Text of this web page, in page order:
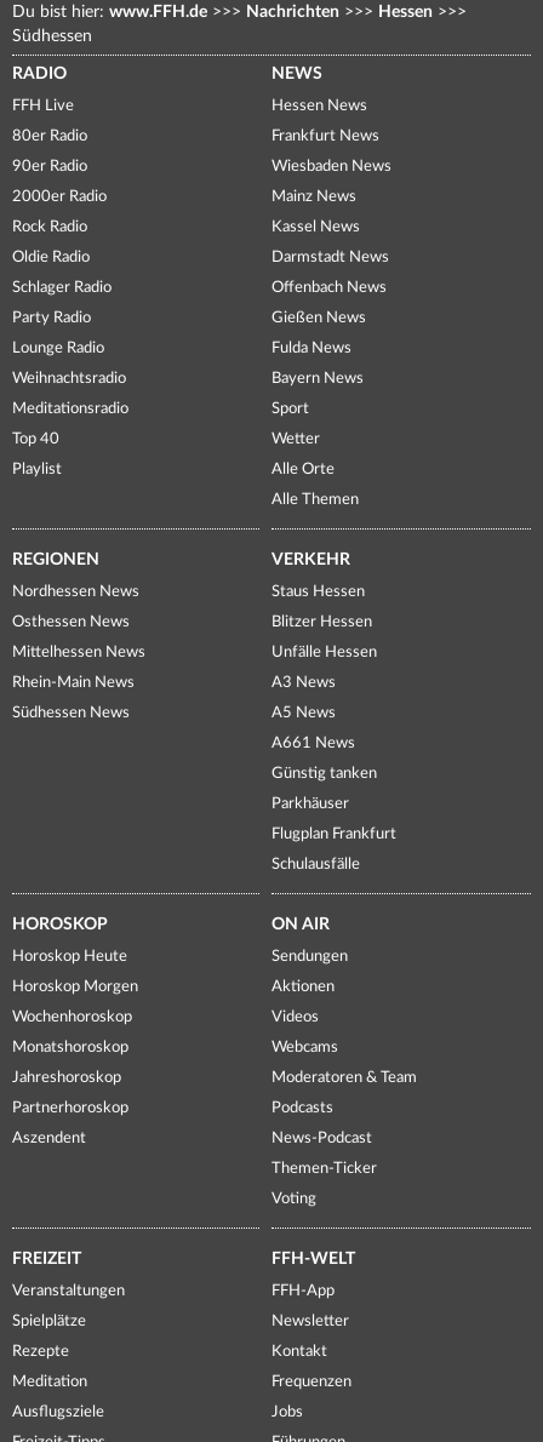
Du bist hier: www.FFH.de >>> Nachrichten >>> Hessen >>>
Südhessen
RADIO
FFH Live
80er Radio
90er Radio
2000er Radio
Rock Radio
Oldie Radio
Schlager Radio
Party Radio
Lounge Radio
Weihnachtsradio
Meditationsradio
Top 40
Playlist
NEWS
Hessen News
Frankfurt News
Wiesbaden News
Mainz News
Kassel News
Darmstadt News
Offenbach News
Gießen News
Fulda News
Bayern News
Sport
Wetter
Alle Orte
Alle Themen
REGIONEN
Nordhessen News
Osthessen News
Mittelhessen News
Rhein-Main News
Südhessen News
VERKEHR
Staus Hessen
Blitzer Hessen
Unfälle Hessen
A3 News
A5 News
A661 News
Günstig tanken
Parkhäuser
Flugplan Frankfurt
Schulausfälle
HOROSKOP
Horoskop Heute
Horoskop Morgen
Wochenhoroskop
Monatshoroskop
Jahreshoroskop
Partnerhoroskop
Aszendent
ON AIR
Sendungen
Aktionen
Videos
Webcams
Moderatoren & Team
Podcasts
News-Podcast
Themen-Ticker
Voting
FREIZEIT
Veranstaltungen
Spielplätze
Rezepte
Meditation
Ausflugsziele
FFH-WELT
FFH-App
Newsletter
Kontakt
Frequenzen
Jobs